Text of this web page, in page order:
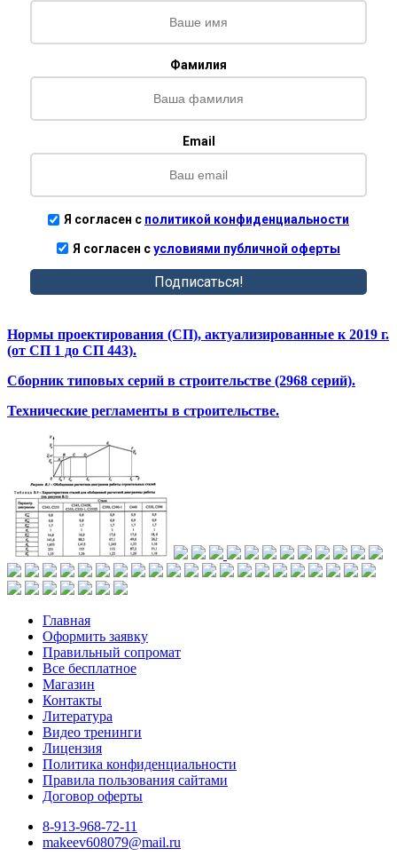
Фамилия
Email
Я согласен с политикой конфиденциальности
Я согласен сусловиями публичной оферты
Подписаться!
Нормы проектирования (СП), актуализированные к 2019 г.
(от СП 1 до СП 443).
Сборник типовых серий в строительстве (2968 серий).
Технические регламенты в строительстве.
Главная
Оформить заявку
Правильный сопромат
Все бесплатное
Магазин
Контакты
Литература
Видео тренинги
Лицензия
Политика конфиденциальности
Правила пользования сайтами
Договор оферты
8-913-968-72-11
makeev608079@mail.ru